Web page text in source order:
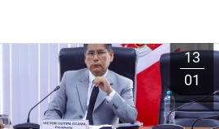
13
01